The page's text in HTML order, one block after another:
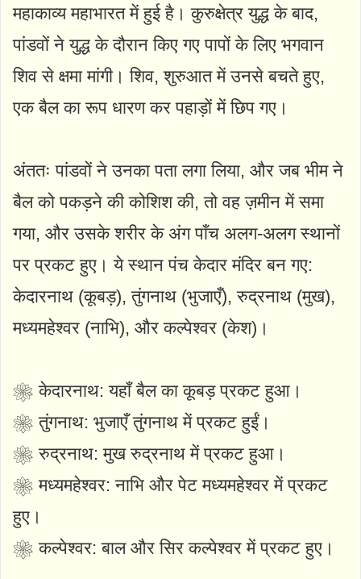
महाकाव्य महाभारत में हुई है। कुरुक्षेत्र युद्ध के बाद,
पांडवों ने युद्ध के दौरान किए गए पापों के लिए भगवान
शिव से क्षमा मांगी। शिव, शुरुआत में उनसे बचते हुए,
एक बैल का रूप धारण कर पहाड़ों में छिप गए।
अंततः पांडवों ने उनका पता लगा लिया, और जब भीम ने
बैल को पकड़ने की कोशिश की, तो वह ज़मीन में समा
गया, और उसके शरीर के अंग पाँच अलग-अलग स्थानों
पर प्रकट हुए। ये स्थान पंच केदार मंदिर बन गए:
केदारनाथ (कूबड़), तुंगनाथ (भुजाएँ), रुद्रनाथ (मुख),
मध्यमहेश्वर (नाभि), और कल्पेश्वर (केश)।
❀ केदारनाथ: यहाँ बैल का कूबड़ प्रकट हुआ।
❀ तुंगनाथ: भुजाएँ तुंगनाथ में प्रकट हुईं।
❀ रुद्रनाथ: मुख रुद्रनाथ में प्रकट हुआ।
❀ मध्यमहेश्वर: नाभि और पेट मध्यमहेश्वर में प्रकट
हुए।
❀ कल्पेश्वर: बाल और सिर कल्पेश्वर में प्रकट हुए।